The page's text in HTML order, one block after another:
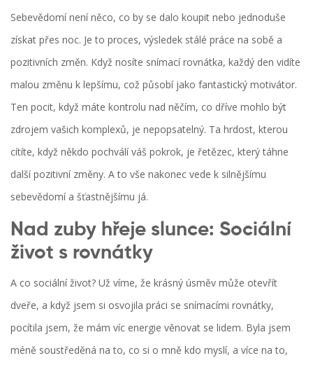
Sebevědomí není něco, co by se dalo koupit nebo jednoduše
získat přes noc. Je to proces, výsledek stálé práce na sobě a
pozitivních změn. Když nosíte snímací rovnátka, každý den vidíte
malou změnu k lepšímu, což působí jako fantastický motivátor.
Ten pocit, když máte kontrolu nad něčím, co dříve mohlo být
zdrojem vašich komplexů, je nepopsatelný. Ta hrdost, kterou
cítíte, když někdo pochválí váš pokrok, je řetězec, který táhne
další pozitivní změny. A to vše nakonec vede k silnějšímu
sebevědomí a šťastnějšímu já.
Nad zuby hřeje slunce: Sociální
život s rovnátky
A co sociální život? Už víme, že krásný úsměv může otevřít
dveře, a když jsem si osvojila práci se snímacími rovnátky,
pocítila jsem, že mám víc energie věnovat se lidem. Byla jsem
méně soustředěná na to, co si o mně kdo myslí, a více na to,